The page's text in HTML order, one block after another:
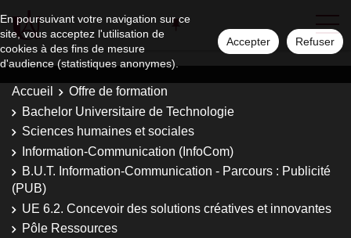
En poursuivant votre navigation sur ce
site, vous acceptez l'utilisation de
cookies à des fins de mesure
d'audience (statistiques anonymes).
Accepter Refuser
Accueil
Offre de formation
Bachelor Universitaire de Technologie
Sciences humaines et sociales
Information-Communication (InfoCom)
B.U.T. Information-Communication - Parcours : Publicité
(PUB)
UE 6.2. Concevoir des solutions créatives et innovantes
Pôle Ressources